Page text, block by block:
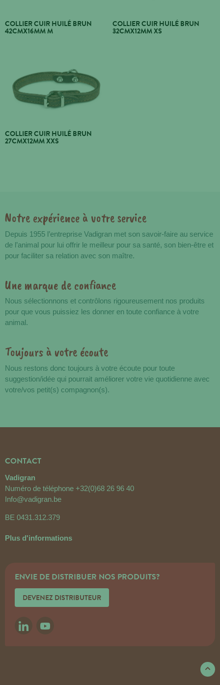
COLLIER CUIR HUILÉ BRUN
42CMX16MM M
COLLIER CUIR HUILÉ BRUN
32CMX12MM XS
COLLIER CUIR HUILÉ BRUN
27CMX12MM XXS
Avantages
Notre expérience à votre service
Depuis 1955 l’entreprise Vadigran met son savoir-faire au service
de l’animal pour lui offrir le meilleur pour sa santé, son bien-être et
pour faciliter sa relation avec son maître.
Une marque de confiance
Nous sélectionnons et contrôlons rigoureusement nos produits
pour que vous puissiez les donner en toute confiance à votre
animal.
Toujours à votre écoute
Nous restons donc toujours à votre écoute pour toute
suggestion/idée qui pourrait améliorer votre vie quotidienne avec
votre/vos petit(s) compagnon(s).
CONTACT
Vadigran
Numéro de téléphone +32(0)68 26 96 40
Info@vadigran.be
BE 0431.312.379
Plus d'informations
ENVIE DE DISTRIBUER NOS PRODUITS?
DEVENEZ DISTRIBUTEUR
LINKEDINYOUTUBE